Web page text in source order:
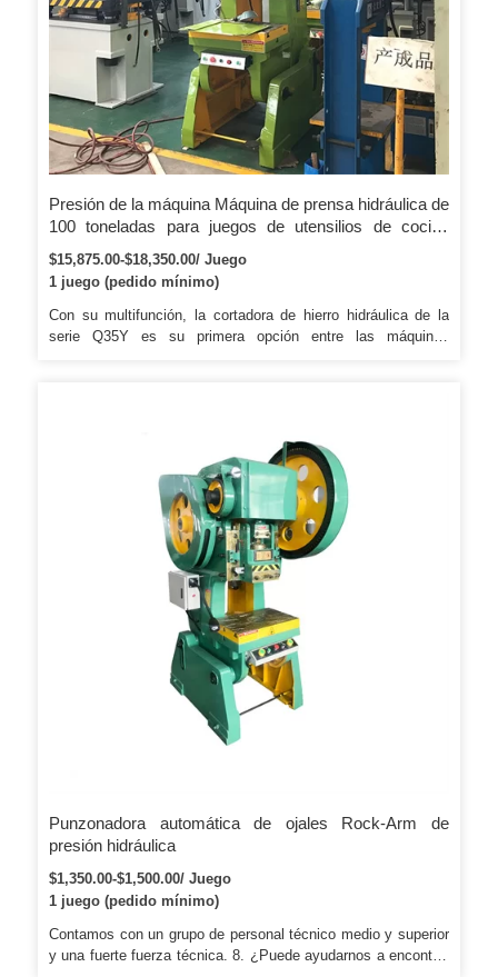
Presión de la máquina Máquina de prensa hidráulica de
100 toneladas para juegos de utensilios de cocina
Fabricación de ollas de ollas a presión eléctricas
$15,875.00-$18,350.00/ Juego
1 juego (pedido mínimo)
Con su multifunción, la cortadora de hierro hidráulica de la
serie Q35Y es su primera opción entre las máquinas
propiedades estándar de la máquina cortadora de hierro
hidráulica: 1. Todas las piezas eléctricas son IMPORTADAS
con certificado CE.
Punzonadora automática de ojales Rock-Arm de
presión hidráulica
$1,350.00-$1,500.00/ Juego
1 juego (pedido mínimo)
Contamos con un grupo de personal técnico medio y superior
y una fuerte fuerza técnica. 8. ¿Puede ayudarnos a encontrar